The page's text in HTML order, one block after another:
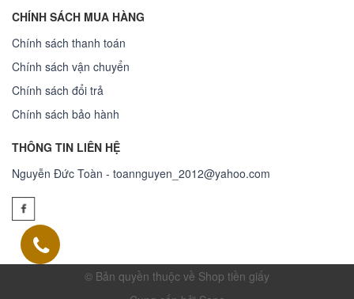
CHÍNH SÁCH MUA HÀNG
Chính sách thanh toán
Chính sách vận chuyển
Chính sách đổi trả
Chính sách bảo hành
THÔNG TIN LIÊN HỆ
Nguyễn Đức Toàn - toannguyen_2012@yahoo.com
© Bản quyền thuộc về Shop tiền giấy